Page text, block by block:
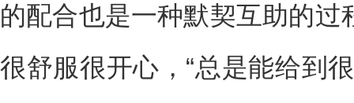
的配合也是一种默契互助的
很舒服很开心，“总是能给到